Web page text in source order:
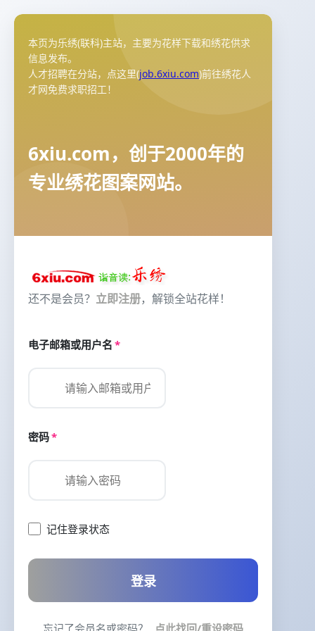
本页为乐绣(联科)主站，主要为花样下载和绣花供求
信息发布。
人才招聘在分站，点这里(job.6xiu.com)前往绣花人
才网免费求职招工！
6xiu.com，创于2000年的
专业绣花图案网站。
还不是会员？ 立即注册，解锁全站花样！
电子邮箱或用户名 *
密码*
记住登录状态
登录
忘记了会员名或密码？ 点此找回/重设密码